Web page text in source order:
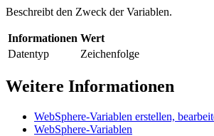
Beschreibt den Zweck der Variablen.
Informationen Wert
Datentyp
Zeichenfolge
Weitere Informationen
WebSphere-Variablen erstellen,
WebSphere-Variablen